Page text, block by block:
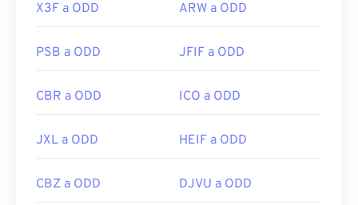
X3F a ODD ARW a ODD
PSB a ODD JFIF a ODD
CBR a ODD ICO a ODD
JXL a ODD HEIF a ODD
CBZ a ODD DJVU a ODD